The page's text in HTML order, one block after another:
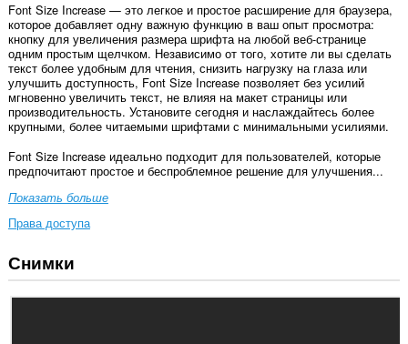
Font Size Increase — это легкое и простое расширение для браузера,
которое добавляет одну важную функцию в ваш опыт просмотра:
кнопку для увеличения размера шрифта на любой веб-странице
одним простым щелчком. Независимо от того, хотите ли вы сделать
текст более удобным для чтения, снизить нагрузку на глаза или
улучшить доступность, Font Size Increase позволяет без усилий
мгновенно увеличить текст, не влияя на макет страницы или
производительность. Установите сегодня и наслаждайтесь более
крупными, более читаемыми шрифтами с минимальными усилиями.
Font Size Increase идеально подходит для пользователей, которые
предпочитают простое и беспроблемное решение для улучшения...
Показать больше
Права доступа
У
этого
Снимки